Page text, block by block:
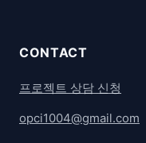
CONTACT
프로젝트 상담 신청
opci1004@gmail.com